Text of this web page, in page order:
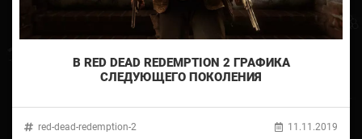
В RED DEAD REDEMPTION 2 ГРАФИКА
СЛЕДУЮЩЕГО ПОКОЛЕНИЯ
red-dead-redemption-2 11.11.2019